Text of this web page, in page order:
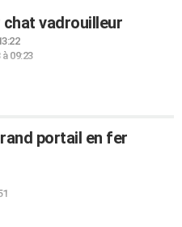
vadrouilleur
09:23
portail en fer